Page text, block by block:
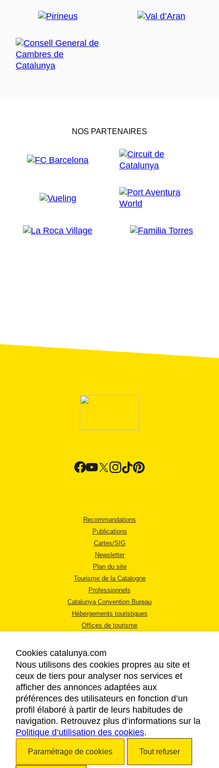
NOS PARTENAIRES
Recommandations
Publications
Cartes/SIG
Newsletter
Plan du site
Tourisme de la Catalogne
Professionnels
Catalunya Convention Bureau
Hébergements touristiques
Offices de tourisme
MENTIONS LÉGALES
RÈGLES DE CONFIDENTIALITÉ
COOKIES
ACCESSIBILITÉ
Cookies catalunya.com
Nous utilisons des cookies propres au site et
ceux de tiers pour analyser nos services et
afficher des annonces adaptées aux
préférences des utilisateurs en fonction d’un
profil élaboré à partir de leurs habitudes de
navigation. Retrouvez plus d’informations sur la
Politique d’utilisation des cookies.
Paramétrage de cookies Tout refuser